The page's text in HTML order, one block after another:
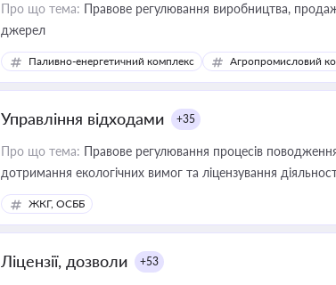
Про що тема: Правове регулювання виробництва,
джерел
Паливно-енергетичний комплекс Агропромисловий
Управління відходами +35
Про що тема: Правове регулювання процесів
дотримання екологічних вимог та ліцензування
ЖКГ, ОСББ
Ліцензії, дозволи +53